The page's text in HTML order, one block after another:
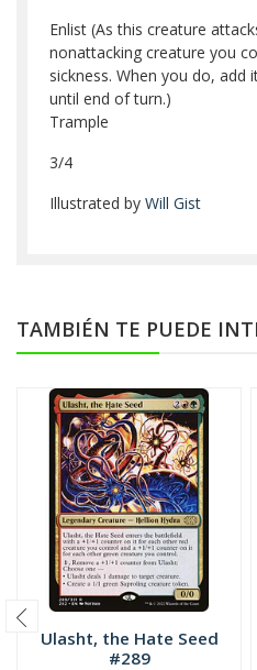
Enlist (As this creature
nonattacking creature you
sickness. When you do,
until end of turn.)
Trample
3/4
Illustrated by Will Gist
TAMBIÉN TE PUEDE
Ulasht, the Hate Seed
#289